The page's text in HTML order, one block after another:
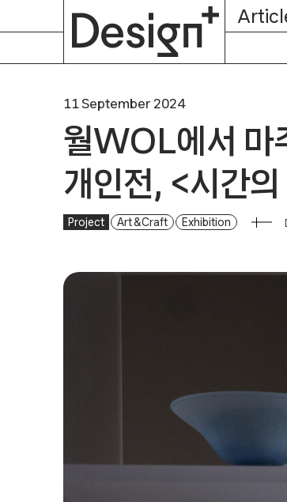
11 September 2024
월WOL에서 마
개인전, <시간
Project Art & Craft Exhibition
월WOL에서 마주한 유리 공예가 박선민 개
About